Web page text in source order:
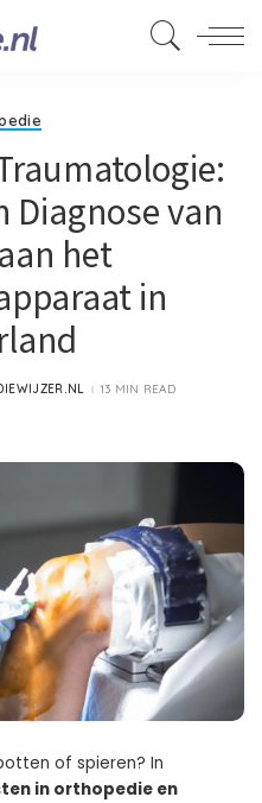
Diagnose van
het
in
13 MIN READ
of spieren? In
in orthopedie en